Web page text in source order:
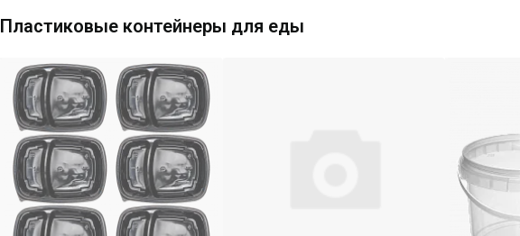
Пластиковые контейнеры для еды